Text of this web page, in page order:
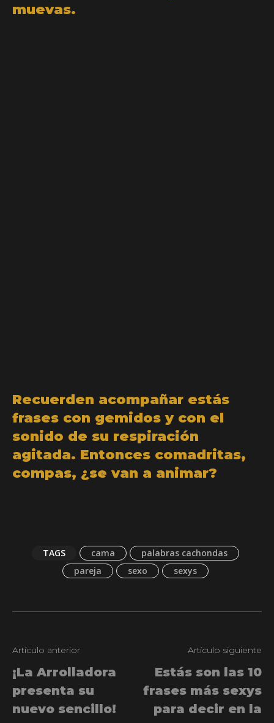
muevas.
Recuerden acompañar estás
frases con gemidos y con el
sonido de su respiración
agitada. Entonces comadritas,
compas, ¿se van a animar?
TAGS cama
palabras cachondas
pareja
sexo sexys
Artículo anterior
¡La Arrolladora
presenta su
nuevo sencillo!
Artículo siguiente
Estás son las 10
frases más sexys
para decir en la